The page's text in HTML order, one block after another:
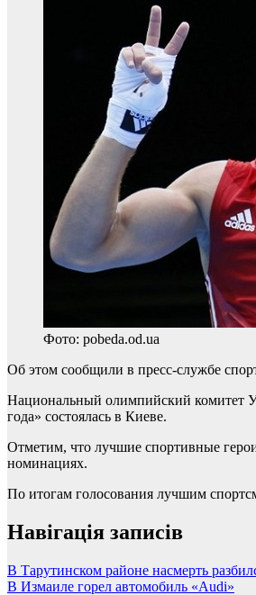
Фото: pobeda.od.ua
Об этом сообщили в пресс-службе
Национальный олимпийский комитет
года» состоялась в Киеве.
Отметим, что лучшие спортивные
номинациях.
По итогам голосования лучшим
Навігація записів
В Тарутинском районе насмерть
В Измаиле горел автомобиль «Audi»